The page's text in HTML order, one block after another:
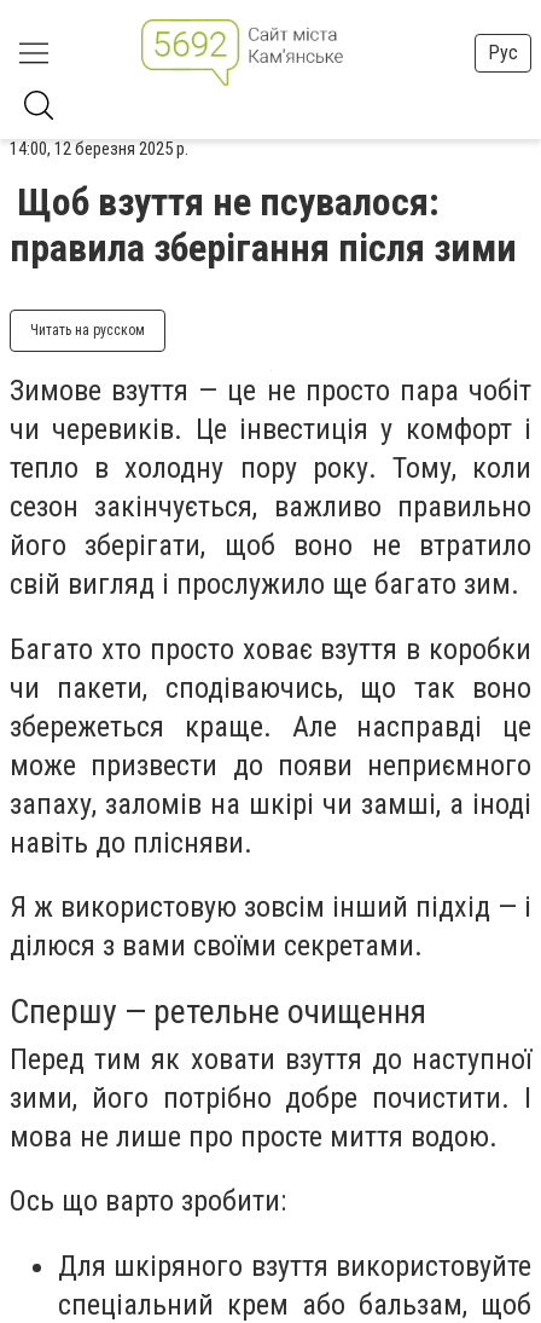
Рус
14:00, 12 березня 2025 р.
Щоб взуття не псувалося:
правила зберігання після зими
Читать на русском
Зимове взуття — це не просто пара чобіт
чи черевиків. Це інвестиція у комфорт і
тепло в холодну пору року. Тому, коли
сезон закінчується, важливо правильно
його зберігати, щоб воно не втратило
свій вигляд і прослужило ще багато зим.
Багато хто просто ховає взуття в коробки
чи пакети, сподіваючись, що так воно
збережеться краще. Але насправді це
може призвести до появи неприємного
запаху, заломів на шкірі чи замші, а іноді
навіть до плісняви.
Я ж використовую зовсім інший підхід — і
ділюся з вами своїми секретами.
Спершу — ретельне очищення
Перед тим як ховати взуття до наступної
зими, його потрібно добре почистити. І
мова не лише про просте миття водою.
Ось що варто зробити:
Для шкіряного взуття використовуйте
спеціальний крем або бальзам, щоб